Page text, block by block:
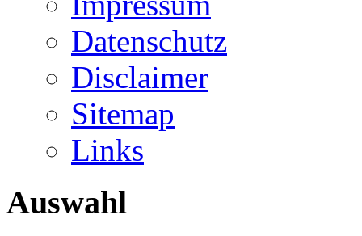
Datenschutz
Disclaimer
Sitemap
Links
Auswahl